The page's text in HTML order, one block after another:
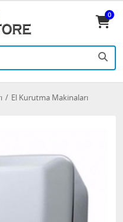
0
El Kurutma Makinaları